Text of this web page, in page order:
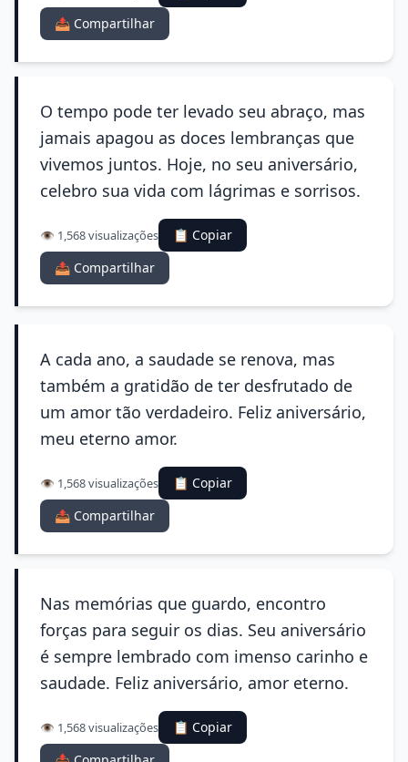
📤 Compartilhar
O tempo pode ter levado seu abraço, mas
jamais apagou as doces lembranças que
vivemos juntos. Hoje, no seu aniversário,
celebro sua vida com lágrimas e sorrisos.
👁️ 1,568 visualizações
📋 Copiar
📤 Compartilhar
A cada ano, a saudade se renova, mas
também a gratidão de ter desfrutado de
um amor tão verdadeiro. Feliz aniversário,
meu eterno amor.
👁️ 1,568 visualizações
📋 Copiar
📤 Compartilhar
Nas memórias que guardo, encontro
forças para seguir os dias. Seu aniversário
é sempre lembrado com imenso carinho e
saudade. Feliz aniversário, amor eterno.
👁️ 1,568 visualizações
📋 Copiar